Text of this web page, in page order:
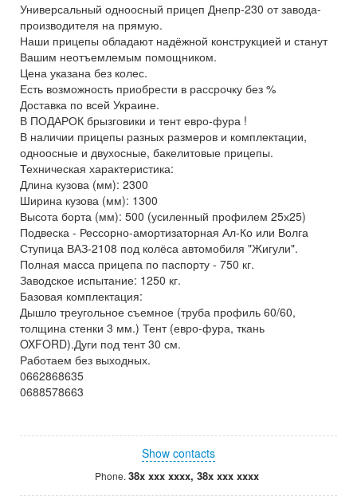
Универсальный одноосный прицеп Днепр-230 от завода-
производителя на прямую.
Наши прицепы обладают надёжной конструкцией и станут
Вашим неотъемлемым помощником.
Цена указана без колес.
Есть возможность приобрести в рассрочку без %
Доставка по всей Украине.
В ПОДАРОК брызговики и тент евро-фура !
В наличии прицепы разных размеров и комплектации,
одноосные и двухосные, бакелитовые прицепы.
Техническая характеристика:
Длина кузова (мм): 2300
Ширина кузова (мм): 1300
Высота борта (мм): 500 (усиленный профилем 25х25)
Подвеска - Рессорно-амортизаторная Ал-Ко или Волга
Ступица ВАЗ-2108 под колёса автомобиля "Жигули".
Полная масса прицепа по паспорту - 750 кг.
Заводское испытание: 1250 кг.
Базовая комплектация:
Дышло треугольное съемное (труба профиль 60/60,
толщина стенки 3 мм.) Тент (евро-фура, ткань
OXFORD).Дуги под тент 30 см.
Работаем без выходных.
0662868635
0688578663
Show contacts
Phone. 38x xxx xxxx, 38x xxx xxxx